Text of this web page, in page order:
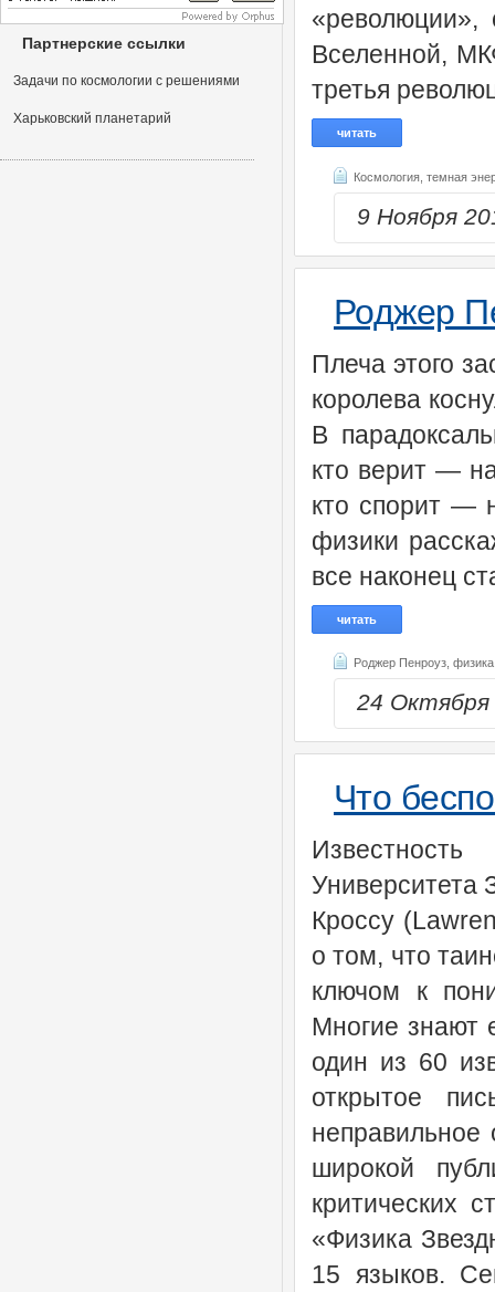
«революции»,
Вселенной,
третья
читать
Космология, темная
9 Ноября
Роджер
Плеча этого
королева
В
кто верит —
кто спорит —
физики
все наконец
читать
Роджер Пенроуз,
24
Что
Университета
Кроссу
о том, что
ключом к
Многие знают
один из 60
открытое
широкой
критических
«Физика
15 языков.
Партнерские ссылки
Задачи по космологии с решениями
Харьковский планетарий